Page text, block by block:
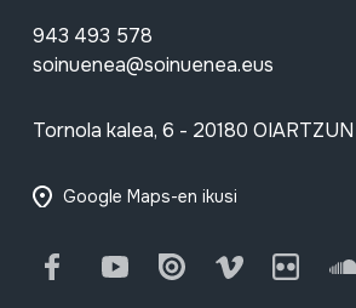
943 493 578
soinuenea@soinuenea.eus
Tornola kalea, 6 - 20180 OIARTZUN
Google Maps-en ikusi
FacebookYoutube Issuu Vimeo Flickr